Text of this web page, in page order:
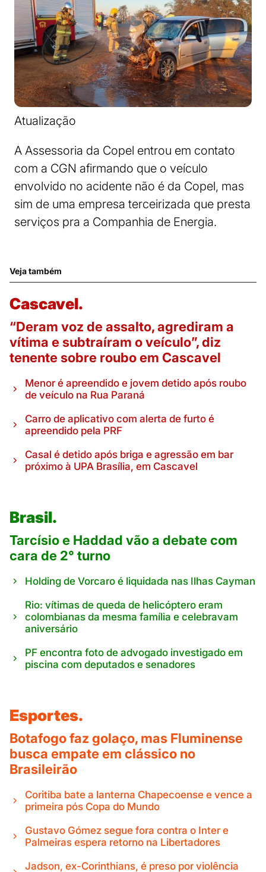
Atualização
A Assessoria da Copel entrou em contato
com a CGN afirmando que o veículo
envolvido no acidente não é da Copel, mas
sim de uma empresa terceirizada que presta
serviços pra a Companhia de Energia.
Veja também
Cascavel.
“Deram voz de assalto, agrediram a
vítima e subtraíram o veículo”, diz
tenente sobre roubo em Cascavel
Menor é apreendido e jovem detido após roubo
de veículo na Rua Paraná
Carro de aplicativo com alerta de furto é
apreendido pela PRF
Casal é detido após briga e agressão em bar
próximo à UPA Brasília, em Cascavel
Brasil.
Tarcísio e Haddad vão a debate com
cara de 2° turno
Holding de Vorcaro é liquidada nas Ilhas Cayman
Rio: vítimas de queda de helicóptero eram
colombianas da mesma família e celebravam
aniversário
PF encontra foto de advogado investigado em
piscina com deputados e senadores
Esportes.
Botafogo faz golaço, mas Fluminense
busca empate em clássico no
Brasileirão
Coritiba bate a lanterna Chapecoense e vence a
primeira pós Copa do Mundo
Gustavo Gómez segue fora contra o Inter e
Palmeiras espera retorno na Libertadores
Jadson, ex-Corinthians, é preso por violência